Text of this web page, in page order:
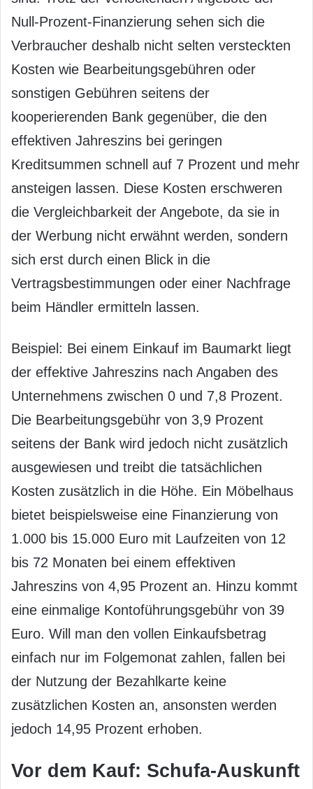
Null-Prozent-Finanzierung sehen sich die
Verbraucher deshalb nicht selten versteckten
Kosten wie Bearbeitungsgebühren oder
sonstigen Gebühren seitens der
kooperierenden Bank gegenüber, die den
effektiven Jahreszins bei geringen
Kreditsummen schnell auf 7 Prozent und mehr
ansteigen lassen. Diese Kosten erschweren
die Vergleichbarkeit der Angebote, da sie in
der Werbung nicht erwähnt werden, sondern
sich erst durch einen Blick in die
Vertragsbestimmungen oder einer Nachfrage
beim Händler ermitteln lassen.
Beispiel: Bei einem Einkauf im Baumarkt liegt
der effektive Jahreszins nach Angaben des
Unternehmens zwischen 0 und 7,8 Prozent.
Die Bearbeitungsgebühr von 3,9 Prozent
seitens der Bank wird jedoch nicht zusätzlich
ausgewiesen und treibt die tatsächlichen
Kosten zusätzlich in die Höhe. Ein Möbelhaus
bietet beispielsweise eine Finanzierung von
1.000 bis 15.000 Euro mit Laufzeiten von 12
bis 72 Monaten bei einem effektiven
Jahreszins von 4,95 Prozent an. Hinzu kommt
eine einmalige Kontoführungsgebühr von 39
Euro. Will man den vollen Einkaufsbetrag
einfach nur im Folgemonat zahlen, fallen bei
der Nutzung der Bezahlkarte keine
zusätzlichen Kosten an, ansonsten werden
jedoch 14,95 Prozent erhoben.
Vor dem Kauf: Schufa-Auskunft